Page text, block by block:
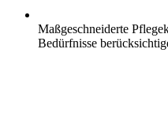
Maßgeschneiderte
Bedürfnisse